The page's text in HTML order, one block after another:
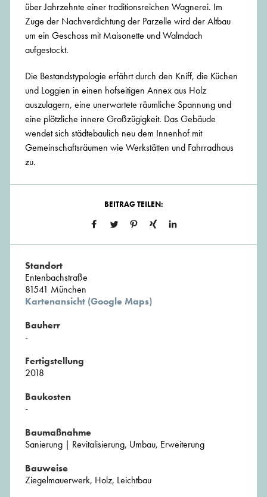
über Jahrzehnte einer traditionsreichen Wagnerei. Im
Zuge der Nachverdichtung der Parzelle wird der Altbau
um ein Geschoss mit Maisonette und Walmdach
aufgestockt.
Die Bestandstypologie erfährt durch den Kniff, die Küchen
und Loggien in einen hofseitigen Annex aus Holz
auszulagern, eine unerwartete räumliche Spannung und
eine plötzliche innere Großzügigkeit. Das Gebäude
wendet sich städtebaulich neu dem Innenhof mit
Gemeinschaftsräumen wie Werkstätten und Fahrradhaus
zu.
BEITRAG TEILEN:
Standort
Entenbachstraße
81541 München
Kartenansicht (Google Maps)
Bauherr
-
Fertigstellung
2018
Baukosten
-
Baumaßnahme
Sanierung | Revitalisierung, Umbau, Erweiterung
Bauweise
Ziegelmauerwerk, Holz, Leichtbau